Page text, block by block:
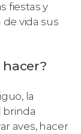
fiestas y
vida sus
la
brinda
aves, hacer